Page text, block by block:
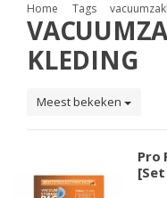
Home Tags
KLEDING
Meest bekeken
Pro